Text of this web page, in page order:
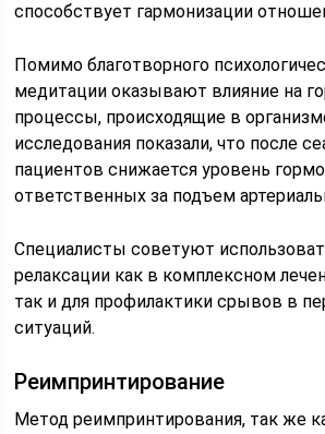
способствует гармонизации
Помимо благотворного
медитации оказывают влияние на
процессы, происходящие в
исследования показали, что после
пациентов снижается уровень
ответственных за подъем
Специалисты советуют
релаксации как в комплексном
так и для профилактики срывов в
ситуаций.
Реимпринтирование
Метод реимпринтирования, так же